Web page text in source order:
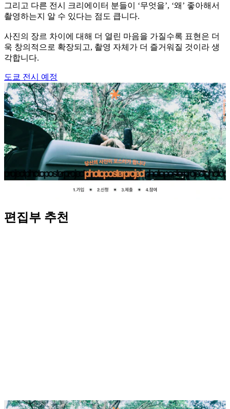
그리고 다른 전시 크리에이터 분들이 ‘무엇을’, ‘왜’ 좋아해서
촬영하는지 알 수 있다는 점도 큽니다.
사진의 장르 차이에 대해 더 열린 마음을 가질수록 표현은 더
욱 창의적으로 확장되고, 촬영 자체가 더 즐거워질 것이라 생
각합니다.
도쿄 전시 예정
편집부 추천